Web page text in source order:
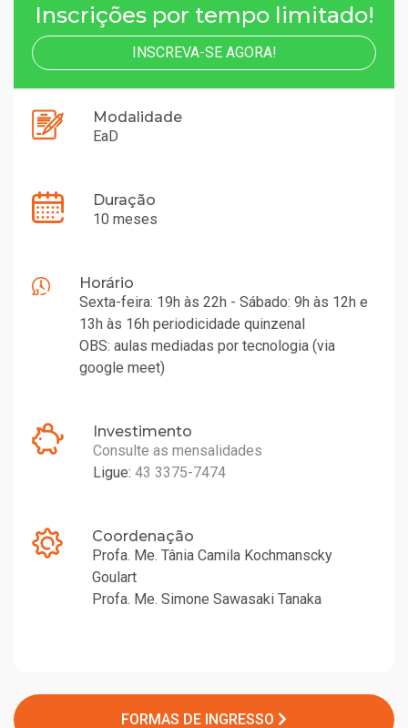
Inscrições por tempo limitado!
INSCREVA-SE AGORA!
Modalidade
EaD
Duração
10 meses
Horário
Sexta-feira: 19h às 22h - Sábado: 9h às 12h e
13h às 16h periodicidade quinzenal
OBS: aulas mediadas por tecnologia (via
google meet)
Investimento
Consulte as mensalidades
Ligue: 43 3375-7474
Coordenação
Profa. Me. Tânia Camila Kochmanscky
Goulart
Profa. Me. Simone Sawasaki Tanaka
FORMAS DE INGRESSO